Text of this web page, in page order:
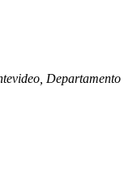
Departamento